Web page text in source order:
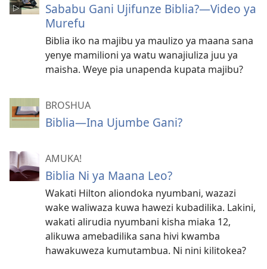
Sababu Gani Ujifunze Biblia?—Video ya
Murefu
Biblia iko na majibu ya maulizo ya maana sana
yenye mamilioni ya watu wanajiuliza juu ya
maisha. Weye pia unapenda kupata majibu?
BROSHUA
Biblia—Ina Ujumbe Gani?
AMUKA!
Biblia Ni ya Maana Leo?
Wakati Hilton aliondoka nyumbani, wazazi
wake waliwaza kuwa hawezi kubadilika. Lakini,
wakati alirudia nyumbani kisha miaka 12,
alikuwa amebadilika sana hivi kwamba
hawakuweza kumutambua. Ni nini kilitokea?